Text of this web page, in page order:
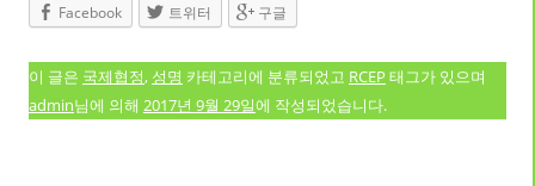
Facebook
트위터 구글
이 글은 국제협정, 성명 카테고리에 분류되었고 RCEP 태그가 있으며
admin님에 의해 2017년 9월 29일에 작성되었습니다.